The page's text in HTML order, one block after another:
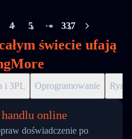
4 5
More pages
337
świecie ufają
i 3PL Oprogramowanie
online
doświadczenie po